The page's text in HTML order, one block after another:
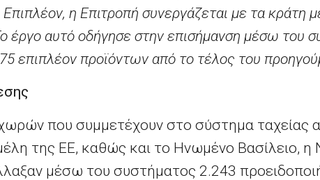
η Επιτροπή συνεργάζεται με τα κράτη
έργο αυτό οδήγησε στην επισήμανση μέσω του
επιπλέον προϊόντων από το τέλος του
που συμμετέχουν στο σύστημα ταχείας
της ΕΕ, καθώς και το Ηνωμένο Βασίλειο, η
μέσω του συστήματος 2.243